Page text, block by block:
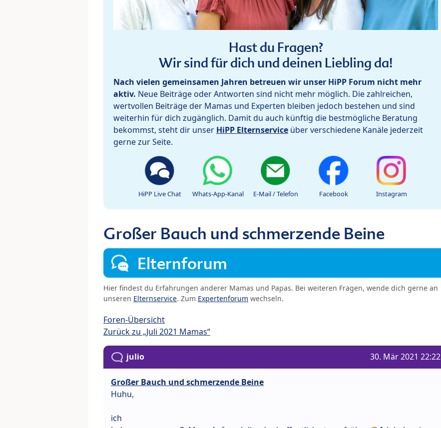
Hast du Fragen?
Wir sind für dich und deinen Liebling da!
Nach vielen gemeinsamen Jahren betreuen wir unser HiPP Forum nicht mehr
aktiv. Neue Beiträge oder Antworten sind nicht mehr möglich. Die zahlreichen,
wertvollen Beiträge der Mamas und Experten bleiben jedoch bestehen und sind
weiterhin für dich zugänglich. Damit du auch künftig die bestmögliche Beratung
bekommst, steht dir unser HiPP Elternservice über verschiedene Kanäle jederzeit
gerne zur Seite.
HiPP Live Chat Whats-App-Kanal E-Mail / Telefon Facebook Instagram
Großer Bauch und schmerzende Beine
Elternforum
Hier findest du Erfahrungen anderer Mamas und Papas. Bei weiteren Fragen, wende dich gerne an
unseren Elternservice. Zum Expertenforum wechseln.
Foren-Übersicht
Zurück zu „Juli 2021 Mamas“
julio 30. Mär 2021 22:22
Großer Bauch und schmerzende Beine
Huhu,
ich